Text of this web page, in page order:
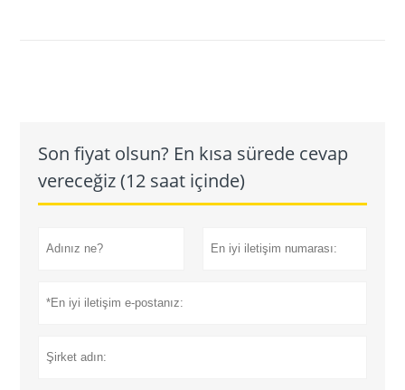
Son fiyat olsun? En kısa sürede cevap
vereceğiz (12 saat içinde)